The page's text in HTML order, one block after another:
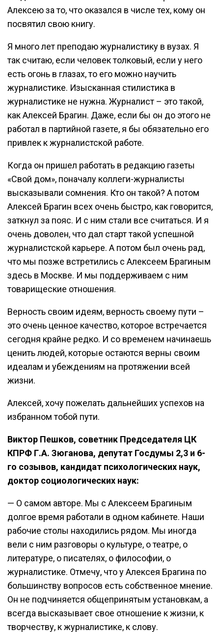
Алексею за то, что оказался в числе тех, кому он
посвятил свою книгу.
Я много лет преподаю журналистику в вузах. Я
так считаю, если человек толковый, если у него
есть огонь в глазах, то его можно научить
журналистике. Изысканная стилистика в
журналистике не нужна. Журналист – это такой,
как Алексей Брагин. Даже, если бы он до этого не
работал в партийной газете, я бы обязательно его
привлек к журналистской работе.
Когда он пришел работать в редакцию газеты
«Свой дом», поначалу коллеги-журналисты
высказывали сомнения. Кто он такой? А потом
Алексей Брагин всех очень быстро, как говорится,
заткнул за пояс. И с ним стали все считаться. И я
очень доволен, что дал старт такой успешной
журналистской карьере. А потом был очень рад,
что мы позже встретились с Алексеем Брагиным
здесь в Москве. И мы поддерживаем с ним
товарищеские отношения.
Верность своим идеям, верность своему пути –
это очень ценное качество, которое встречается
сегодня крайне редко. И со временем начинаешь
ценить людей, которые остаются верны своим
идеалам и убеждениям на протяжении всей
жизни.
Алексей, хочу пожелать дальнейших успехов на
избранном тобой пути.
Виктор Пешков, советник Председателя ЦК
КПРФ Г.А. Зюганова, депутат Госдумы 2,3 и 6-
го созывов, кандидат психологических наук,
доктор социологических наук:
— О самом авторе. Мы с Алексеем Брагиным
долгое время работали в одном кабинете. Наши
рабочие столы находились рядом. Мы иногда
вели с ним разговоры о культуре, о театре, о
литературе, о писателях, о философии, о
журналистике. Отмечу, что у Алексея Брагина по
большинству вопросов есть собственное мнение.
Он не подчиняется общепринятым установкам, а
всегда высказывает свое отношение к жизни, к
творчеству, к журналистике, к слову.